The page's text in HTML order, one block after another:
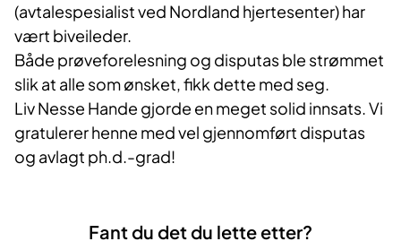
(avtalespesialist ved Nordland hjertesenter) har
vært biveileder.
Både prøveforelesning og disputas ble strømmet
slik at alle som ønsket, fikk dette med seg.
Liv Nesse Hande gjorde en meget solid innsats. Vi
gratulerer henne med vel gjennomført disputas
og avlagt ph.d.-grad!
Fant du det du lette etter?